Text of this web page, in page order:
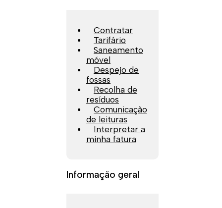
Contratar
Tarifário
Saneamento
móvel
Despejo de
fossas
Recolha de
resíduos
Comunicação
de leituras
Interpretar a
minha fatura
Informação geral